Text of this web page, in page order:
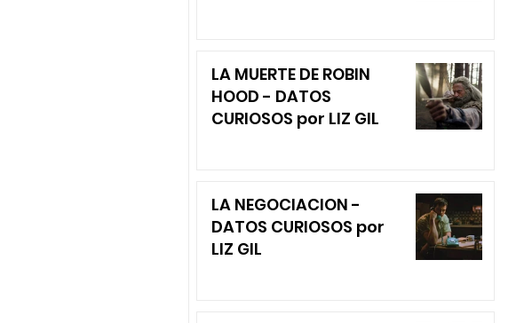
LA MUERTE DE ROBIN
HOOD - DATOS
CURIOSOS por LIZ GIL
LA NEGOCIACION -
DATOS CURIOSOS por
LIZ GIL